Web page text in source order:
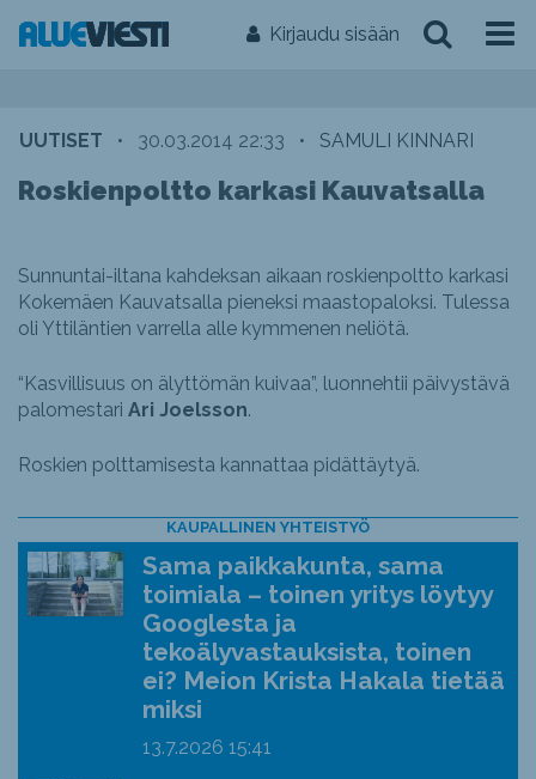
Kirjaudu sisään
UUTISET • 30.03.2014 22:33 • SAMULI KINNARI
Roskienpoltto karkasi Kauvatsalla
Sunnuntai-iltana kahdeksan aikaan roskienpoltto karkasi
Kokemäen Kauvatsalla pieneksi maastopaloksi. Tulessa
oli Yttiläntien varrella alle kymmenen neliötä.
“Kasvillisuus on älyttömän kuivaa”, luonnehtii päivystävä
palomestari Ari Joelsson.
Roskien polttamisesta kannattaa pidättäytyä.
KAUPALLINEN YHTEISTYÖ
Sama paikkakunta, sama
toimiala – toinen yritys löytyy
Googlesta ja
tekoälyvastauksista, toinen
ei? Meion Krista Hakala tietää
miksi
13.7.2026 15:41